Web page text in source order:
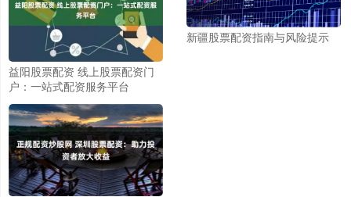
益阳股票配资 线上股票配资门
户：一站式配资服务平台
新疆股票配资指南与风险提示